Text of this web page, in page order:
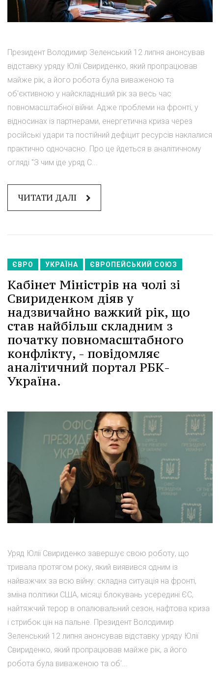
Президент Володимир Зеленський 12 липня анонсував
відставку уряду Юлії Свириденко, який пропрацював
майже рік, а його робота була виваженою та
об'єктивною у найскладніший рік за весь час
повномасштабної війни. Адже проблеми на фронті, у
відносинах із партнерами, енергетична криза через
російські удари та постійний дефіцит ресурсів наклалися
практично одночасно. Про це йдеться в аналітичному
огляді "З чим іде уряд С...
ЧИТАТИ ДАЛІ
ЄВРО УКРАЇНА ЄВРОПЕЙСЬКИЙ СОЮЗ
Кабінет Міністрів на чолі зі
Свириденком діяв у
надзвичайно важкий рік, що
став найбільш складним з
початку повномасштабного
конфлікту, - повідомляє
аналітичний портал РБК-
Україна.
Уряд Юлії Свириденко завершує свою роботу, що
тривала протягом року, який виявився одним із
найважчих за всю війну: складна ситуація на фронті,
зміна політики США, місяці блокувань усередині ЄС,
найтяжчий терор в опалювальний сезон, нафтова криза
і стрибок цін на пальне. Президент Володимир
Зеленський 12 липня анонсував відставку уряду Юлії
Свириденко, який пропрацював майже рік, а його
робота була виваженою та об'...